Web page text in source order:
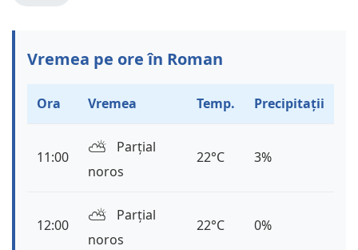
Vremea pe ore în Roman
Ora Vremea Temp. Precipitații
11:00 ⛅️
Parțial
noros
22°C 3%
12:00 ⛅️
Parțial
noros
22°C 0%